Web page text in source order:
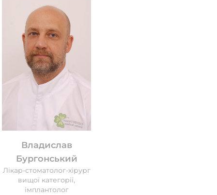
Владислав
Бургонський
Лікар-стоматолог-хірург
вищої категорії,
імплантолог